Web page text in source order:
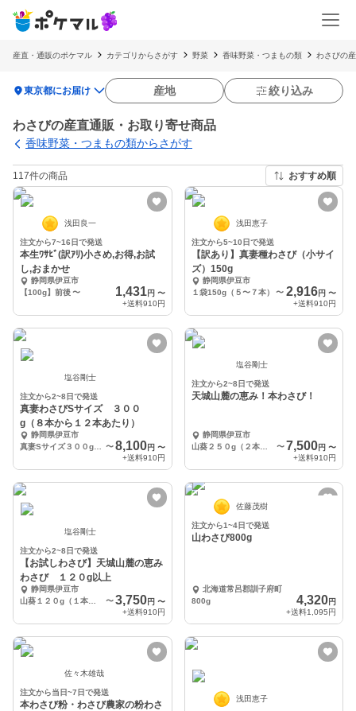
産直・通販のポケマル カテゴリからさがす 野菜 香味野菜・つまもの類 わさびの
location_on東京都にお届け 産地 絞り込み
わさびの産直通販・お取り寄せ商品
香味野菜・つまもの類からさがす
117件の商品 おすすめ順
浅田良一
注文から7~16日で発送
本生ﾜｻﾋﾞ(訳ｱﾘ)小さめ,お得,お試
し,おまかせ
静岡県伊豆市
【100g】前後〜 1,431円 〜
+送料910円
浅田恵子
注文から5~10日で発送
【訳あり】真妻種わさび（小サイ
ズ）150g
静岡県伊豆市
１袋150g（５〜７本）
〜 2,916円 〜
+送料910円
塩谷剛士
注文から2~8日で発送
真妻わさびSサイズ ３００
g（８本から１２本あたり）
静岡県伊豆市
〜 8,100円 〜
+送料910円
塩谷剛士
注文から2~8日で発送
天城山麓の恵み！本わさび！
静岡県伊豆市
山葵２５０g（２本〜６本）
〜7,500円 〜
+送料910円
塩谷剛士
注文から2~8日で発送
【お試しわさび】天城山麓の恵み
わさび １２０g以上
静岡県伊豆市
〜 3,750円 〜
+送料910円
佐藤茂樹
注文から1~4日で発送
山わさび800g
北海道常呂郡訓子府町
800g
4,320円
+送料1,095円
佐々木雄哉
注文から当日~7日で発送
本わさび粉・わさび農家の粉わさ
浅田恵子